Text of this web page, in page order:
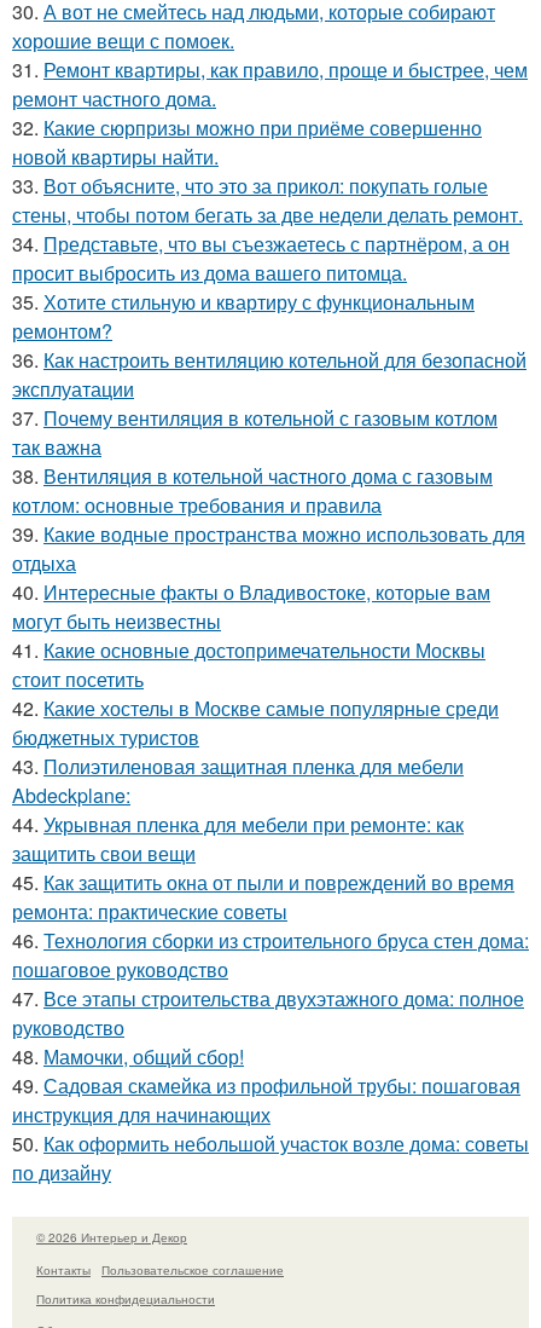
30. А вот не смейтесь над людьми, которые собирают
хорошие вещи с помоек.
31. Ремонт квартиры, как правило, проще и быстрее, чем
ремонт частного дома.
32. Какие сюрпризы можно при приёме совершенно
новой квартиры найти.
33. Вот объясните, что это за прикол: покупать голые
стены, чтобы потом бегать за две недели делать ремонт.
34. Представьте, что вы съезжаетесь с партнёром, а он
просит выбросить из дома вашего питомца.
35. Хотите стильную и квартиру с функциональным
ремонтом?
36. Как настроить вентиляцию котельной для безопасной
эксплуатации
37. Почему вентиляция в котельной с газовым котлом
так важна
38. Вентиляция в котельной частного дома с газовым
котлом: основные требования и правила
39. Какие водные пространства можно использовать для
отдыха
40. Интересные факты о Владивостоке, которые вам
могут быть неизвестны
41. Какие основные достопримечательности Москвы
стоит посетить
42. Какие хостелы в Москве самые популярные среди
бюджетных туристов
43. Полиэтиленовая защитная пленка для мебели
Abdeckplane:
44. Укрывная пленка для мебели при ремонте: как
защитить свои вещи
45. Как защитить окна от пыли и повреждений во время
ремонта: практические советы
46. Технология сборки из строительного бруса стен дома:
пошаговое руководство
47. Все этапы строительства двухэтажного дома: полное
руководство
48. Мамочки, общий сбор!
49. Садовая скамейка из профильной трубы: пошаговая
инструкция для начинающих
50. Как оформить небольшой участок возле дома: советы
по дизайну
© 2026 Интерьер и Декор
Контакты
Пользовательское соглашение
Политика конфидециальности